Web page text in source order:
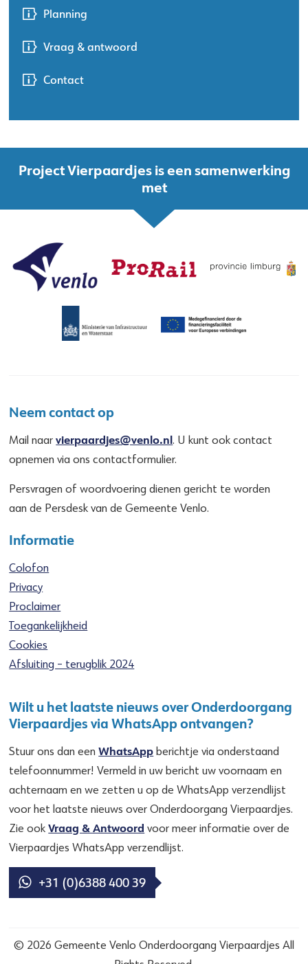
Planning
Vraag & antwoord
Contact
Project Vierpaardjes is een samenwerking
met
Neem contact op
Mail naarvierpaardjes@venlo.nl. U kunt ook contact
opnemen via ons contactformulier.
Persvragen of woordvoering dienen gericht te worden
aan de Persdesk van de Gemeente Venlo.
Informatie
Colofon
Privacy
Proclaimer
Toegankelijkheid
Cookies
Afsluiting – terugblik 2024
Wilt u het laatste nieuws over Onderdoorgang
Vierpaardjes via WhatsApp ontvangen?
Stuur ons dan eenWhatsApp berichtje via onderstaand
telefoonnummer! Vermeld in uw bericht uw voornaam en
achternaam en we zetten u op de WhatsApp verzendlijst
voor het laatste nieuws over Onderdoorgang Vierpaardjes.
Zie ookVraag & Antwoord voor meer informatie over de
Vierpaardjes WhatsApp verzendlijst.
+31 (0)6388 400 39
© 2026 Gemeente Venlo Onderdoorgang Vierpaardjes All